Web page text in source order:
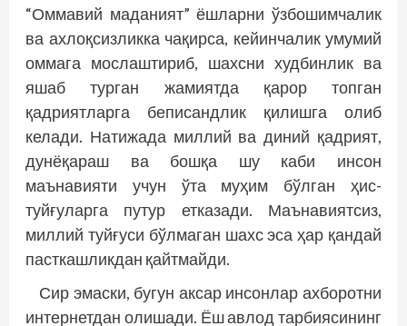
“Оммавий маданият” ёшларни ўзбошимчалик
ва ахлоқсизликка чақирса, кейинчалик умумий
оммага мослаштириб, шахсни худбинлик ва
яшаб турган жамиятда қарор топган
қадриятларга беписандлик қилишга олиб
келади. Натижада миллий ва диний қадрият,
дунёқараш ва бошқа шу каби инсон
маънавияти учун ўта муҳим бўлган ҳис-
туйғуларга путур етказади. Маънавиятсиз,
миллий туйғуси бўлмаган шахс эса ҳар қандай
пасткашликдан қайтмайди.
Сир эмаски, бугун аксар инсонлар ахборотни
интернетдан олишади. Ёш авлод тарбиясининг